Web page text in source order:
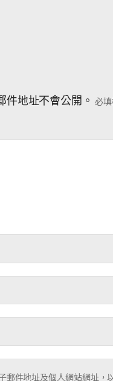
件地址不會公開。 必
郵件地址及個人網站網址，